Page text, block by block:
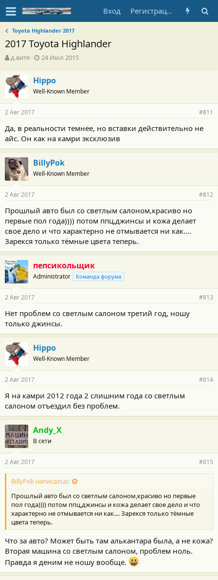
Вход Регистрация
Toyota Highlander 2017
2017 Toyota Highlander
А
т
о
р
т
е
м
ы
д.витя
Д
а
н
а
л
а
24 Июл 2015
Hippo
Well-Known Member
2 Авг 2017 #811
Да, в реальности темнее, но вставки действительно не
айс. Он как на камри эксклюзив
BillyPok
Well-Known Member
2 Авг 2017 #812
Прошлый авто был со светлым салоном,красиво но
первые пол года)))) потом ппц,джинсы и кожа делает
свое дело и что характерно не отмывается ни как....
Зарекся только тёмные цвета теперь.
пепсикольщик
Administrator Команда форума
2 Авг 2017 #813
Нет проблем со светлым салоном третий год, ношу
только джинсы.
Hippo
Well-Known Member
2 Авг 2017 #814
Я на камри 2012 года 2 слишним года со светлым
салоном отъездил без проблем.
Andy_X
В сети
2 Авг 2017 #815
BillyPok написал(а):
Прошлый авто был со светлым салоном,красиво но первые
пол года)))) потом ппц,джинсы и кожа делает свое дело и что
характерно не отмывается ни как.... Зарекся только тёмные
цвета теперь.
Что за авто? Может быть там алькантара была, а не кожа?
Вторая машина со светлым салоном, проблем ноль.
Правда я деним не ношу вообще.